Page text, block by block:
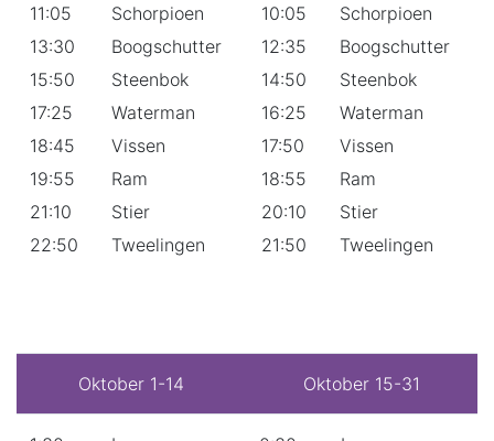
11:05
13:30
15:50
17:25
18:45
19:55
21:10
22:50
Schorpioen
Boogschutter
Steenbok
Waterman
Vissen
Ram
Stier
Tweelingen
10:05
12:35
14:50
16:25
17:50
18:55
20:10
21:50
Schorpioen
Boogschutter
Steenbok
Waterman
Vissen
Ram
Stier
Tweelingen
Oktober 1-14 Oktober 15-31